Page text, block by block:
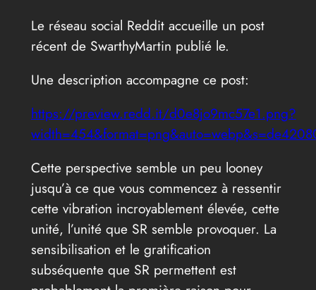
Le réseau social Reddit accueille un post
récent de SwarthyMartin publié le.
Une description accompagne ce post:
https://preview.redd.it/d0e8jo9mc57e1.png?
Cette perspective semble un peu looney
jusqu’à ce que vous commencez à ressentir
cette vibration incroyablement élevée, cette
unité, l’unité que SR semble provoquer. La
sensibilisation et le gratification
subséquente que SR permettent est